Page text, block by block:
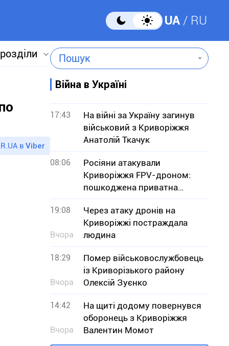
UA RU
Пошук
в Viber
Війна в Україні
17:43
На війні за Україну загинув
військовий з Криворіжжя
Анатолій Ткачук
08:06
Росіяни атакували
Криворіжжя FPV-дроном:
пошкоджена приватна
оселя
19:08
Вчора
Через атаку дронів на
Криворіжжі постраждала
людина
18:29
Вчора
Помер військовослужбовець
із Криворізького району
Олексій Зуєнко
14:42
Вчора
На щиті додому повернувся
оборонець з Криворіжжя
Валентин Момот